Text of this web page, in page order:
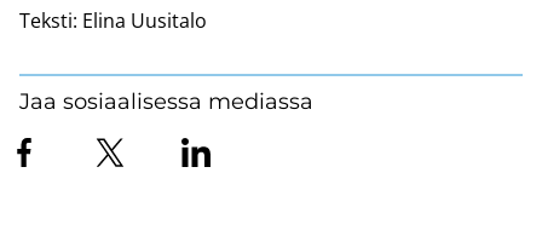
Teksti: Elina Uusitalo
Jaa sosiaalisessa mediassa